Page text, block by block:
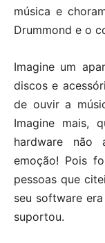
música e
Drummond e o
Imagine um
discos e
de ouvir a
Imagine mais,
hardware
emoção! Pois
pessoas que
seu software
suportou.